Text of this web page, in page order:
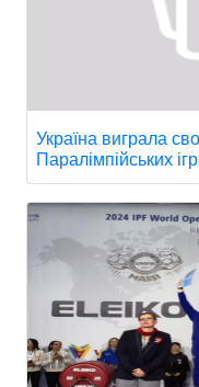
Україна виграла
Паралімпійських